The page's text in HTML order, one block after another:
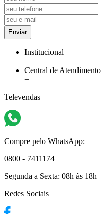
Enviar
Institucional
+
Central de Atendimento
+
Televendas
Compre pelo WhatsApp:
0800 - 7411174
Segunda a Sexta: 08h às 18h
Redes Sociais